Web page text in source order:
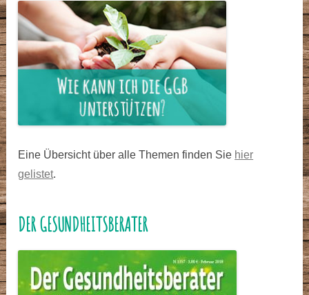
Eine Übersicht über alle Themen finden Sie hier
gelistet.
DER GESUNDHEITSBERATER